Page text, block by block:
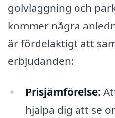
golvläggning och
kommer några
är fördelaktigt att
erbjudanden:
Prisjämförelse:
hjälpa dig att se